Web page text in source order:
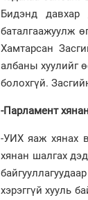
Бидэнд давхар
баталгаажуулж
Хамтарсан
албаны хуулийг
болохгүй.
-Парламент
-УИХ яаж хянах
хянан шалгах
хэрэггүй хууль